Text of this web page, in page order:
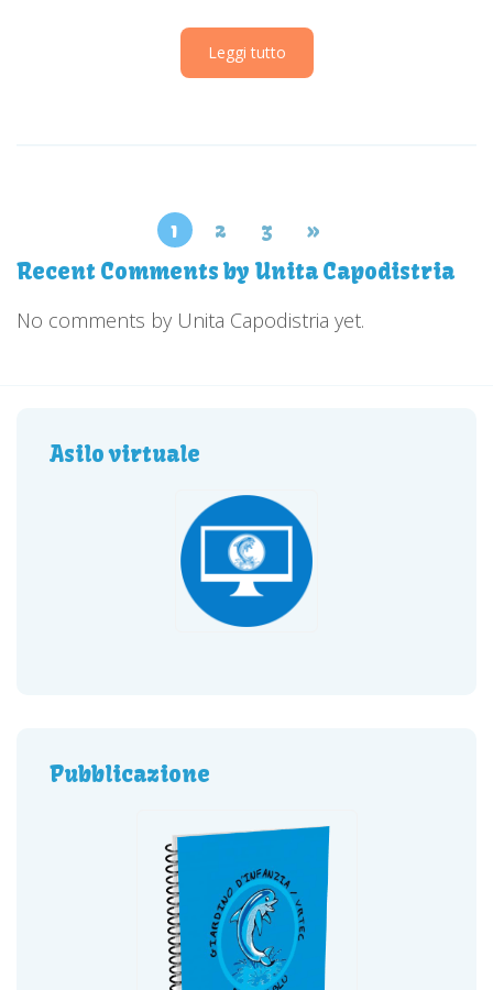
Leggi tutto
1 2 3 »
Recent Comments by Unita Capodistria
No comments by Unita Capodistria yet.
Asilo virtuale
Pubblicazione